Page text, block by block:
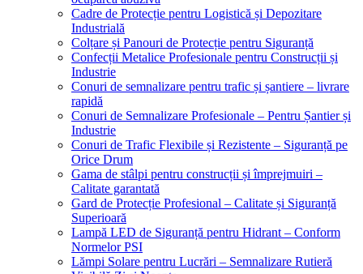
Cadre de Protecție pentru Logistică și Depozitare
Industrială
Colțare și Panouri de Protecție pentru Siguranță
Confecții Metalice Profesionale pentru Construcții și
Industrie
Conuri de semnalizare pentru trafic și șantiere – livrare
rapidă
Conuri de Semnalizare Profesionale – Pentru Șantier și
Industrie
Conuri de Trafic Flexibile și Rezistente – Siguranță pe
Orice Drum
Gama de stâlpi pentru construcții și împrejmuiri –
Calitate garantată
Gard de Protecție Profesional – Calitate și Siguranță
Superioară
Lampă LED de Siguranță pentru Hidrant – Conform
Normelor PSI
Lămpi Solare pentru Lucrări – Semnalizare Rutieră